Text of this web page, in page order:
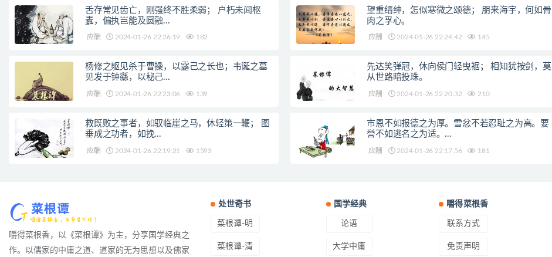
舌存常见齿亡，刚强终不胜柔弱； 户朽未闻枢
蠹，偏执岂能及圆融...
应酬 2024-01-26 22:26:19 182
望重缙绅，怎似寒微之颂德； 朋来海宇，何如骨
肉之孚心。
应酬 2024-01-26 22:24:42 145
杨修之躯见杀于曹操，以露己之长也；韦诞之墓
见发于钟繇，以秘己...
应酬 2024-01-26 22:23:06 139
先达笑弹冠，休向侯门轻曳裾； 相知犹按剑，莫
从世路暗投珠。
应酬 2024-01-26 22:20:32 210
救既败之事者，如驭临崖之马，休轻策一鞭； 图
垂成之功者，如挽...
应酬 2024-01-26 22:19:21 1593
市恩不如报德之为厚。雪忿不若忍耻之为高。要
誉不如逃名之为适。...
应酬 2024-01-26 22:17:56 181
嚼得菜根香，以《菜根谭》为主，分享国学经典之
作。以儒家的中庸之道、道家的无为思想以及佛家
处世奇书
菜根谭-明
菜根谭-清
国学经典
论语
大学中庸
嚼得菜根香
联系方式
免责声明